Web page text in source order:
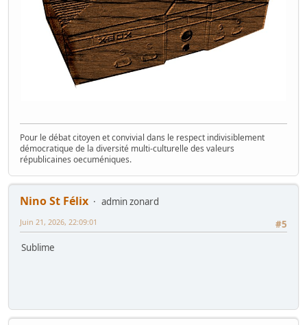
Pour le débat citoyen et convivial dans le respect indivisiblement
démocratique de la diversité multi-culturelle des valeurs
républicaines oecuméniques.
Nino St Félix
admin zonard
#5
Juin 21, 2026, 22:09:01
Sublime